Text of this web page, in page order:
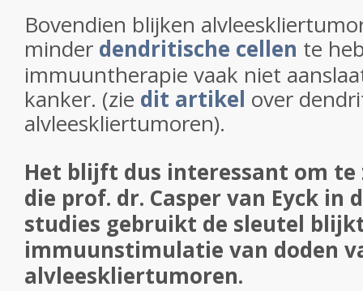
Bovendien blijken
minder dendritische cellen te
immuuntherapie vaak niet
kanker. (zie dit artikel over
alvleeskliertumoren).
Het blijft dus interessant om te
die prof. dr. Casper van Eyck in
studies gebruikt de sleutel
immuunstimulatie van doden
alvleeskliertumoren.